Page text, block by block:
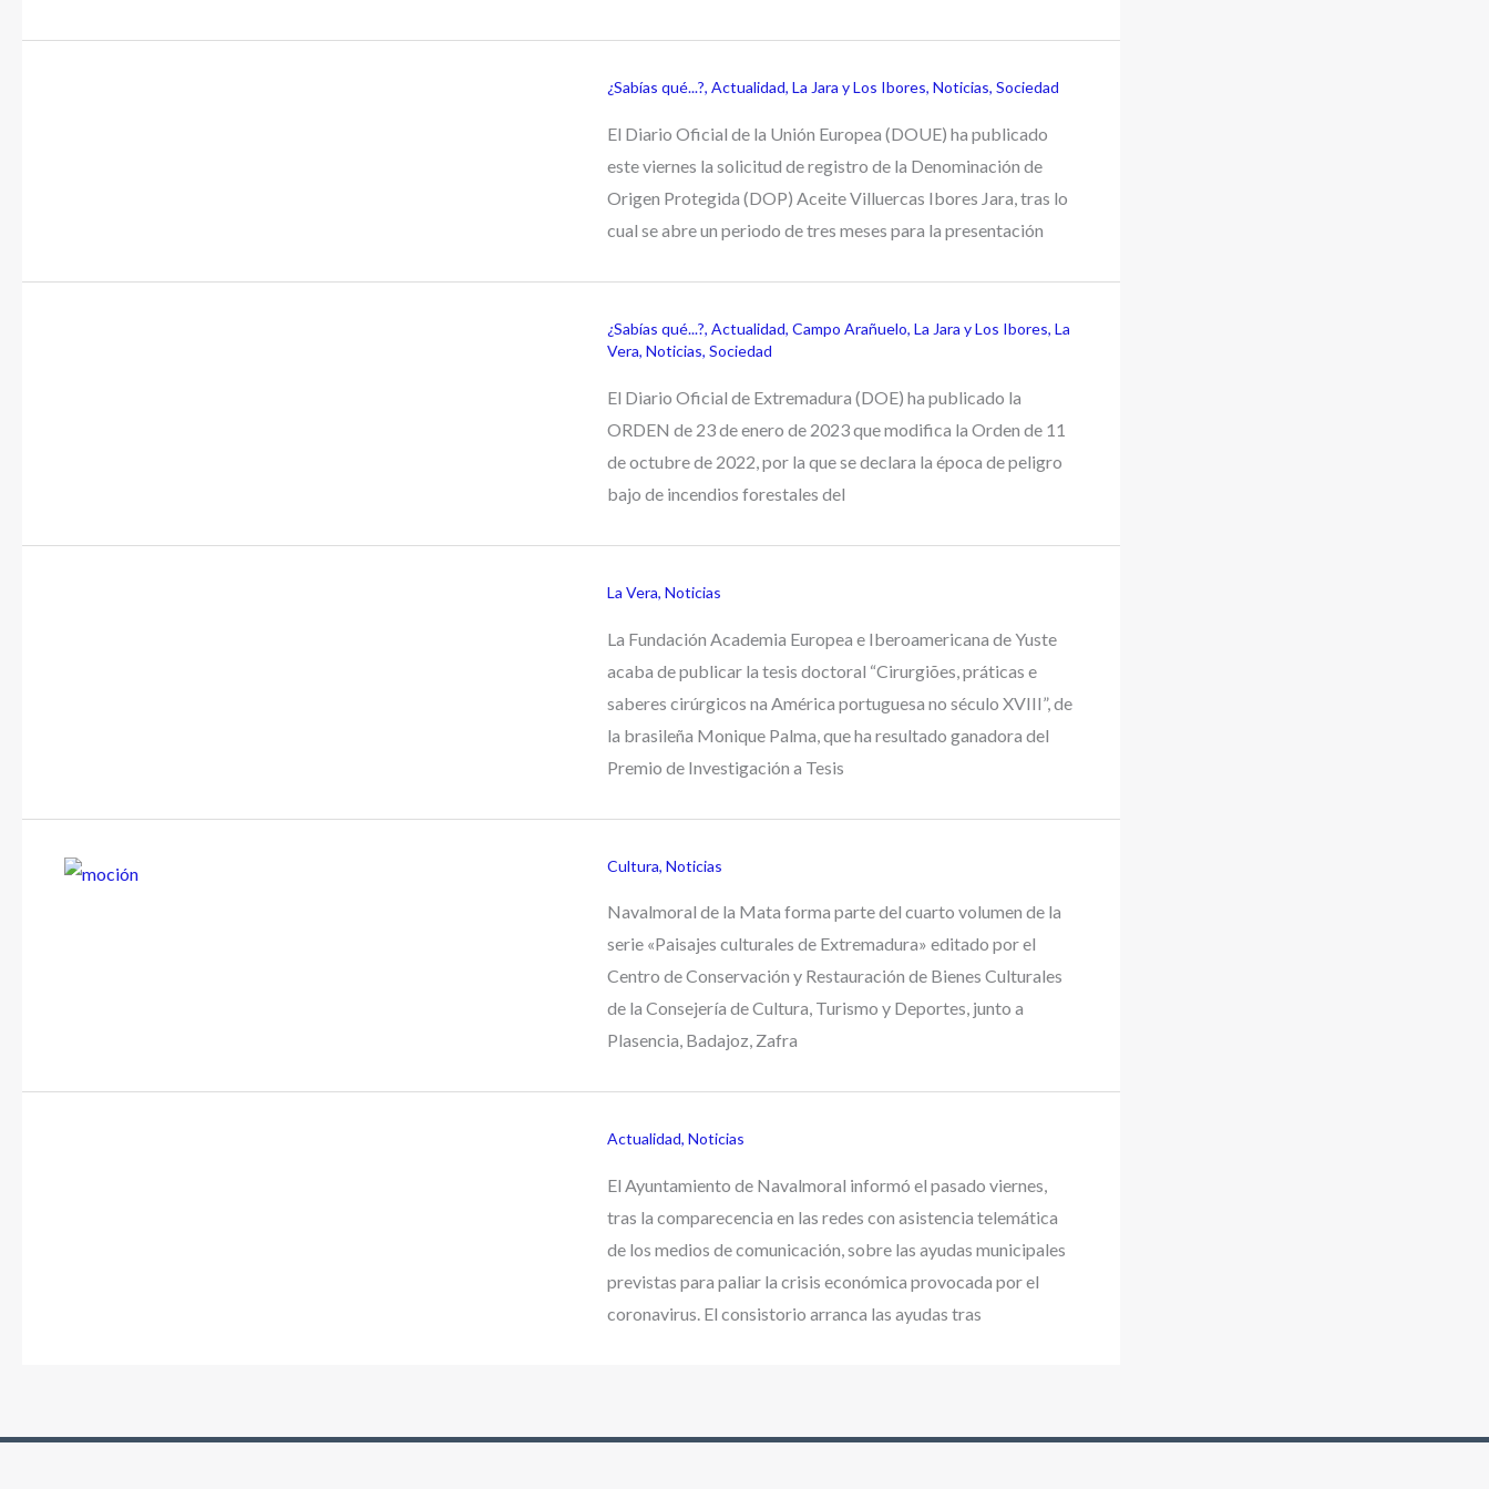
¿Sabías qué...?, Actualidad, La Jara y Los Ibores, Noticias, Sociedad
El Diario Oficial de la Unión Europea (DOUE) ha publicado
este viernes la solicitud de registro de la Denominación de
Origen Protegida (DOP) Aceite Villuercas Ibores Jara, tras lo
cual se abre un periodo de tres meses para la presentación
¿Sabías qué...?, Actualidad, Campo Arañuelo, La Jara y Los Ibores, La
Vera, Noticias, Sociedad
El Diario Oficial de Extremadura (DOE) ha publicado la
ORDEN de 23 de enero de 2023 que modifica la Orden de 11
de octubre de 2022, por la que se declara la época de peligro
bajo de incendios forestales del
La Vera, Noticias
La Fundación Academia Europea e Iberoamericana de Yuste
acaba de publicar la tesis doctoral “Cirurgiões, práticas e
saberes cirúrgicos na América portuguesa no século XVIII”, de
la brasileña Monique Palma, que ha resultado ganadora del
Premio de Investigación a Tesis
Cultura, Noticias
Navalmoral de la Mata forma parte del cuarto volumen de la
serie «Paisajes culturales de Extremadura» editado por el
Centro de Conservación y Restauración de Bienes Culturales
de la Consejería de Cultura, Turismo y Deportes, junto a
Plasencia, Badajoz, Zafra
Actualidad, Noticias
El Ayuntamiento de Navalmoral informó el pasado viernes,
tras la comparecencia en las redes con asistencia telemática
de los medios de comunicación, sobre las ayudas municipales
previstas para paliar la crisis económica provocada por el
coronavirus. El consistorio arranca las ayudas tras